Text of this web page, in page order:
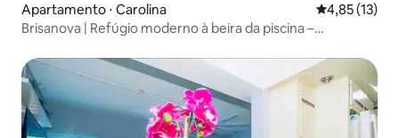
Apartamento ⋅ Carolina 4,85 de uma
4,85 (13)
Brisanova | Refúgio moderno à beira da piscina –